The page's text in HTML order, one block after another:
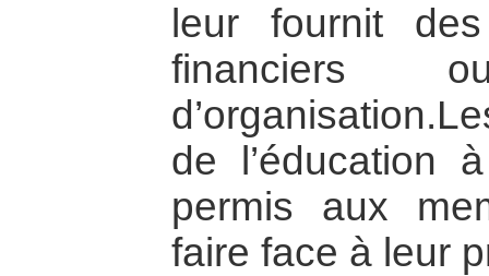
leur fournit
financiers
de l’éducation
permis aux
faire face à leur